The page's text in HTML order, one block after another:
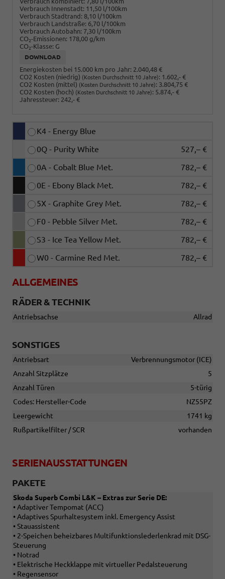
Verbrauch Innenstadt: 11,50 l/100km
Verbrauch Stadtrand: 8,10 l/100km
Verbrauch Landstraße: 6,70 l/100km
Verbrauch Autobahn: 7,30 l/100km
CO2-Emissionen: 178,00 g/km
CO2-Klasse: G
DOWNLOAD
Energiekosten bei 15.000 km pro Jahr: 2.040,48 €
CO2 Kosten (niedrig) (Kosten Durchschnitt 10 Jahre): 1.602,- €
CO2 Kosten (mittel) (Kosten Durchschnitt 10 Jahre): 3.804,75 €
CO2 Kosten (hoch) (Kosten Durchschnitt 10 Jahre): 5.874,- €
Jahressteuer: 242,- €
K4 - Energy Blue
0Q - Purity White
527,– €
0A - Cobalt Blue Met.
782,– €
0E - Ebony Black Met.
782,– €
5X - Graphite Grey Met.
782,– €
F0 - Pebble Silver Met.
782,– €
S3 - Ice Tea Yellow Met.
782,– €
W0 - Carmine Red Met.
782,– €
ALLGEMEINES
RÄDER & TECHNIK
Antriebsachse Allrad
SONSTIGES
Antriebsart
Verbrennungsmotor (ICE)
Anzahl Sitzplätze
5
Anzahl Türen
5-türig
Codes: Hersteller-Code
NZ55PZ
Leergewicht
1741 kg
Rußpartikelfilter / SCR
vorhanden
SERIENAUSSTATTUNGEN
PAKETE
Skoda Superb Combi L&K – Extras zur Serie DE:
• Adaptiver Tempomat (ACC)
• Adaptives Spurhaltesystem inkl. Emergency Assist
• Stauassistent
• 2-Speichen beheizbares Multifunktionslederlenkrad mit DSG-
Steuerung
• Notrad
• Elektrische Heckklappe mit virtueller Pedalsteuerung
• Regensensor